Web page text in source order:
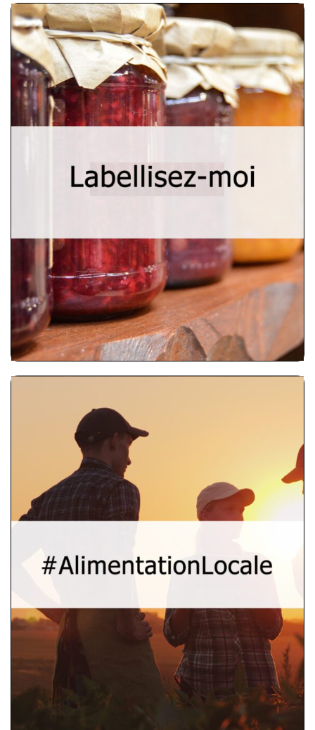
Labellisez-moi
L’outil « Labellisez-moi » est un guide
précieux pour les producteurs,
agriculteurs et autres acteurs de
comprendre l’importance des
étiquettes alimentaires et la
professionnelles et informatives pour
les produits locaux issus des circuits
courts alimentaires.
Explorer l’outil
#AlimentationLocale
#AlimentationLocale est un guide
visuel sur les réseaux sociaux qui
rassemble des personnes partageant
un intérêt pour une alimentation
savoureuse. L’outil présente étape par
étape les pas à suivre pour utiliser les
campagnes, des messages et des
discussions pour promouvoir la
nourriture locale dans la société
actuelle.